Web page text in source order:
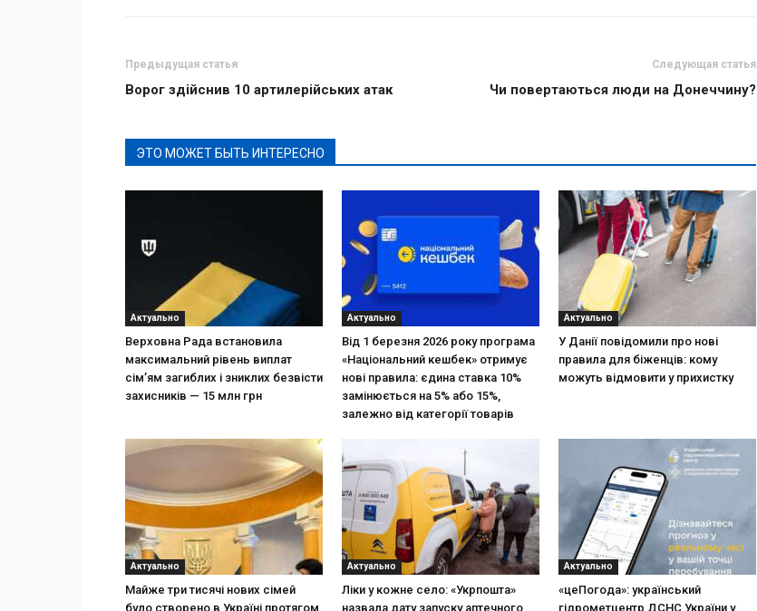
Предыдущая статья
Ворог здійснив 10 артилерійських атак
Следующая статья
Чи повертаються люди на Донеччину?
ЭТО МОЖЕТ БЫТЬ ИНТЕРЕСНО
Актуально
Верховна Рада встановила
максимальний рівень виплат
сім’ям загиблих і зниклих безвісти
захисників — 15 млн грн
Актуально
Від 1 березня 2026 року програма
«Національний кешбек» отримує
нові правила: єдина ставка 10%
замінюється на 5% або 15%,
залежно від категорії товарів
Актуально
У Данії повідомили про нові
правила для біженців: кому
можуть відмовити у прихистку
Актуально
Майже три тисячі нових сімей
було створено в Україні протягом
Актуально
Ліки у кожне село: «Укрпошта»
назвала дату запуску аптечного
Актуально
«цеПогода»: український
гідрометцентр ДСНС України у